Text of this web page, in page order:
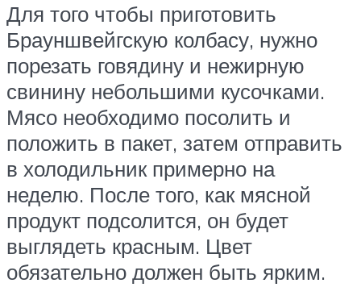
Для того чтобы приготовить
Брауншвейгскую колбасу, нужно
порезать говядину и нежирную
свинину небольшими кусочками.
Мясо необходимо посолить и
положить в пакет, затем отправить
в холодильник примерно на
неделю. После того, как мясной
продукт подсолится, он будет
выглядеть красным. Цвет
обязательно должен быть ярким.